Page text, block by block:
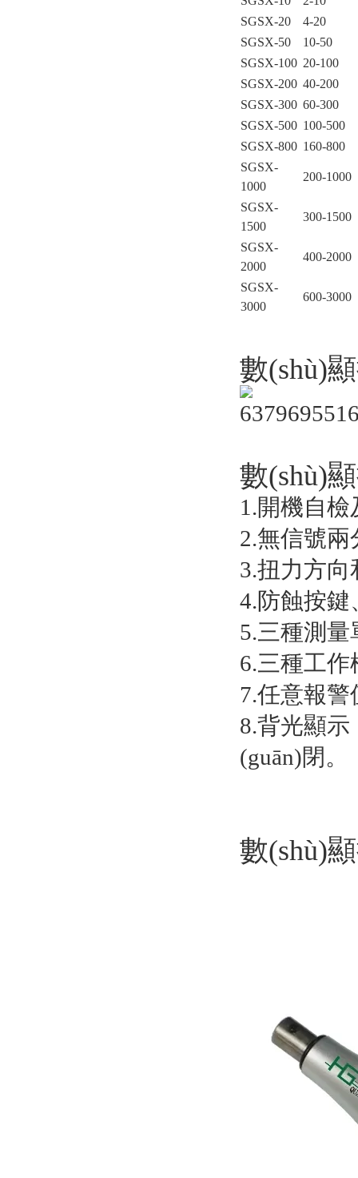
SGSX-20
4-20
SGSX-50
10-50
SGSX-100 20-100
SGSX-200 40-200
SGSX-300 60-300
SGSX-500 100-500
SGSX-800 160-800
SGSX-
1000
200-1000
SGSX-
1500
300-1500
SGSX-
2000
400-2000
SGSX-
3000
600-3000
數(shù)
數(shù)
1.開機自檢
2.無信號
3.扭力方
4.防蝕按鍵
5.三種測
6.三種工作
7.任意報警
8.背光顯示
(guān)閉。
數(shù)